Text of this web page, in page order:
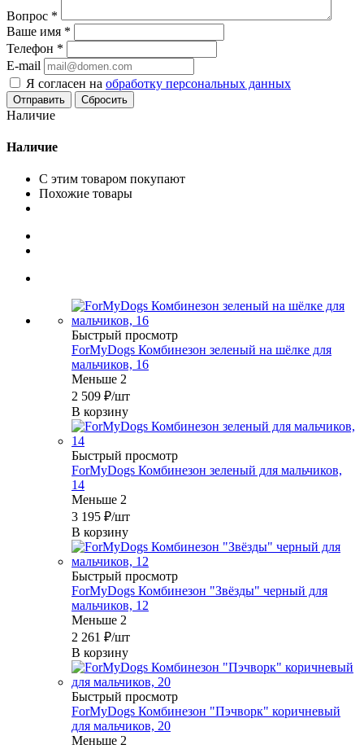
Вопрос *
Ваше имя *
Телефон *
E-mail
Я согласен на обработку персональных данных
Сбросить
Наличие
Наличие
С этим товаром покупают
Похожие товары
Быстрый просмотр
ForMyDogs Комбинезон зеленый на шёлке для
мальчиков, 16
Меньше 2
2 509 ₽/шт
В корзину
Быстрый просмотр
ForMyDogs Комбинезон зеленый для мальчиков,
14
Меньше 2
3 195 ₽/шт
В корзину
Быстрый просмотр
ForMyDogs Комбинезон "Звёзды" черный для
мальчиков, 12
Меньше 2
2 261 ₽/шт
В корзину
Быстрый просмотр
ForMyDogs Комбинезон "Пэчворк" коричневый
для мальчиков, 20
Меньше 2